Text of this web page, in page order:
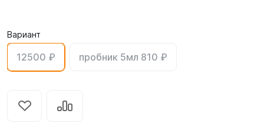
Вариант
12500 ₽ пробник 5мл 810 ₽